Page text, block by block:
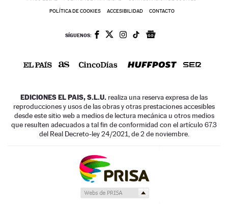
POLÍTICA DE COOKIES ACCESIBILIDAD CONTACTO
SÍGUENOS:
EDICIONES EL PAIS, S.L.U. realiza una reserva expresa de las
reproducciones y usos de las obras y otras prestaciones accesibles
desde este sitio web a medios de lectura mecánica u otros medios
que resulten adecuados a tal fin de conformidad con el artículo 67.3
del Real Decreto-ley 24/2021, de 2 de noviembre.